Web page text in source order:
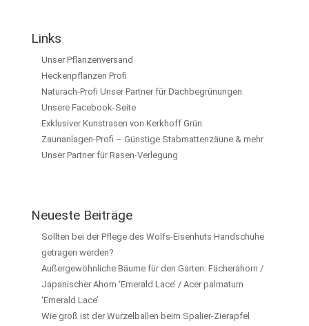
Links
Unser Pflanzenversand
Heckenpflanzen Profi
Naturach-Profi Unser Partner für Dachbegrünungen
Unsere Facebook-Seite
Exklusiver Kunstrasen von Kerkhoff Grün
Zaunanlagen-Profi – Günstige Stabmattenzäune & mehr
Unser Partner für Rasen-Verlegung
Neueste Beiträge
Sollten bei der Pflege des Wolfs-Eisenhuts Handschuhe
getragen werden?
Außergewöhnliche Bäume für den Garten: Fächerahorn /
Japanischer Ahorn ‘Emerald Lace’ / Acer palmatum
‘Emerald Lace’
Wie groß ist der Wurzelballen beim Spalier-Zierapfel